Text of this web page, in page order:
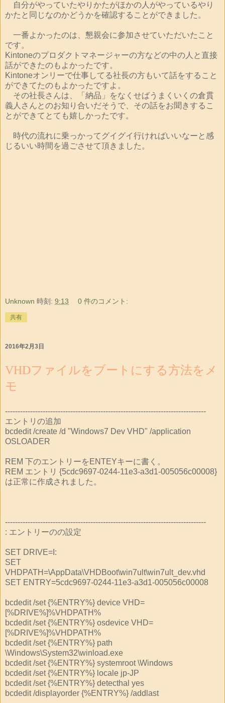
自分がやっていたやりかたがほかの人がやっているやり
かたと同じなのかどうかを確認することができました。
一番よかったのは、懇親会に参加させていただいたこと
です。
Kintoneのプロダクトマネージャーの方などの中の人と直接
話ができたのもよかったです。
Kintoneオンリーで仕事してる社長の方もいて話をすること
ができてたのもよかったですよ。
その社長さんは、「納品」をなくせばうまくいくの倉貫
義人さんとのお知り合いだそうで、その話をお聞きするこ
とができてとても嬉しかったです。
時代の流れに乗っかってグイグイ行ければいいなーと感
じるいい時間を過ごさせて頂きました。
Unknown 時刻: 9:13 0 件のコメント:
共有
2016年2月3日
VHDファイルをブートにする方法をメ
モ
--------------------------------------------------------------------------------
エントリの追加
bcdedit /create /d "Windows7 Dev VHD" /application
OSLOADER
REM 下のエントリーをENTEYキーに書く。
REM エントリ {5cdc9697-0244-11e3-a3d1-005056c00008}
は正常に作成されました。
--------------------------------------------------------------------------------
: エントリーのの設定
SET DRIVE=I:
SET
VHDPATH=\AppData\VHDBoot\win7ult\win7ult_dev.vhd
SET ENTRY=5cdc9697-0244-11e3-a3d1-005056c00008
bcdedit /set {%ENTRY%} device VHD=
[%DRIVE%]%VHDPATH%
bcdedit /set {%ENTRY%} osdevice VHD=
[%DRIVE%]%VHDPATH%
bcdedit /set {%ENTRY%} path
\Windows\System32\winload.exe
bcdedit /set {%ENTRY%} systemroot \Windows
bcdedit /set {%ENTRY%} locale jp-JP
bcdedit /set {%ENTRY%} detecthal yes
bcdedit /displayorder {%ENTRY%} /addlast